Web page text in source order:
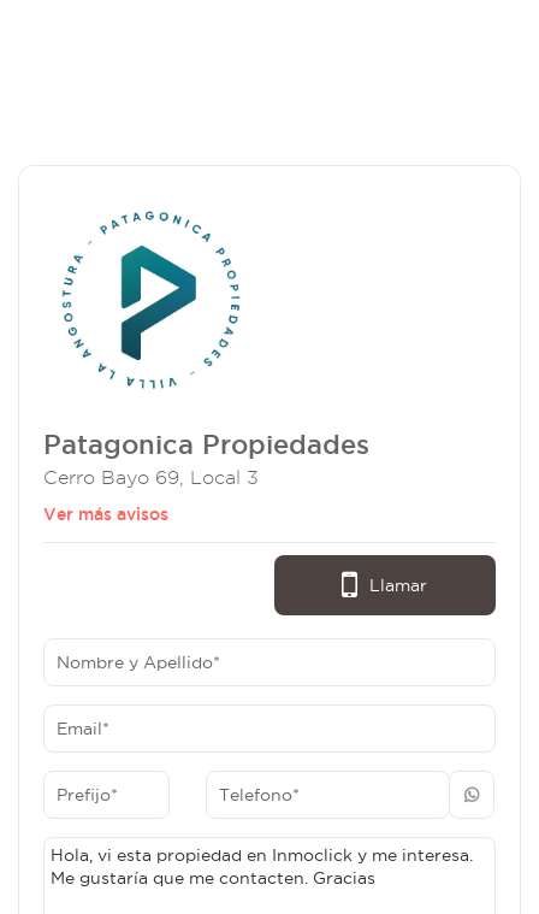
Patagonica Propiedades
Cerro Bayo 69, Local 3
Ver más avisos
Llamar